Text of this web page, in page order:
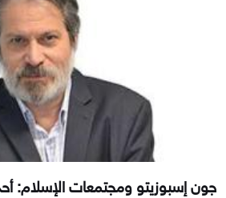
جون إسبوزيتو ومجتمعات الإسلام: